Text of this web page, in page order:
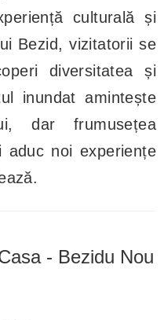
culturală și
Bezid, vizitatorii se
diversitatea și
inundat amintește
dar frumusețea
aduc noi experiențe
- Bezidu Nou